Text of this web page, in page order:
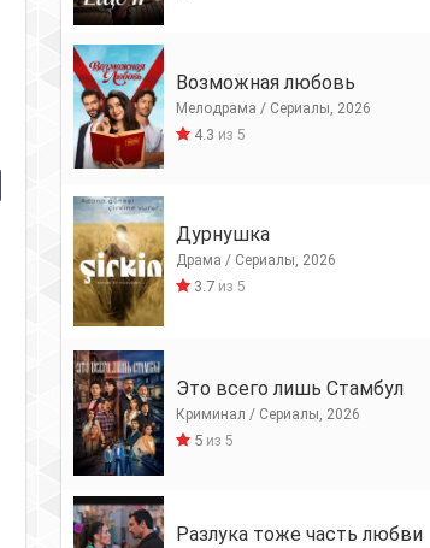
Возможная любовь
Мелодрама / Сериалы, 2026
4.3 из 5
Дурнушка
Драма / Сериалы, 2026
3.7из 5
Это всего лишь Стамбул
Криминал / Сериалы, 2026
5из 5
Разлука тоже часть любви